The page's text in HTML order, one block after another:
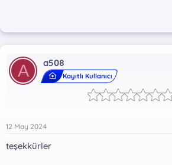
A a508
Kayıtlı Kullanıcı
12 May 2024
teşekkürler